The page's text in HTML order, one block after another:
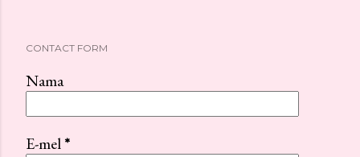
CONTACT FORM
Nama
E-mel*